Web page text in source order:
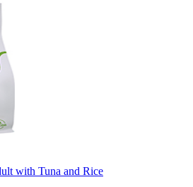
with Tuna and Rice